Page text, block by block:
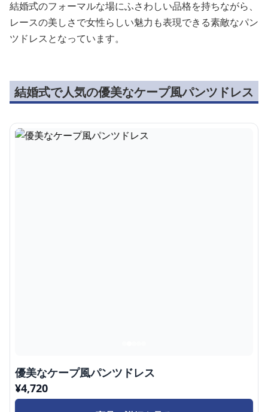
結婚式のフォーマルな場にふさわしい品格を持ちながら、
レースの美しさで女性らしい魅力も表現できる素敵なパン
ツドレスとなっています。
結婚式で人気の優美なケープ風パンツドレス
優美なケープ風パンツドレス
¥4,720